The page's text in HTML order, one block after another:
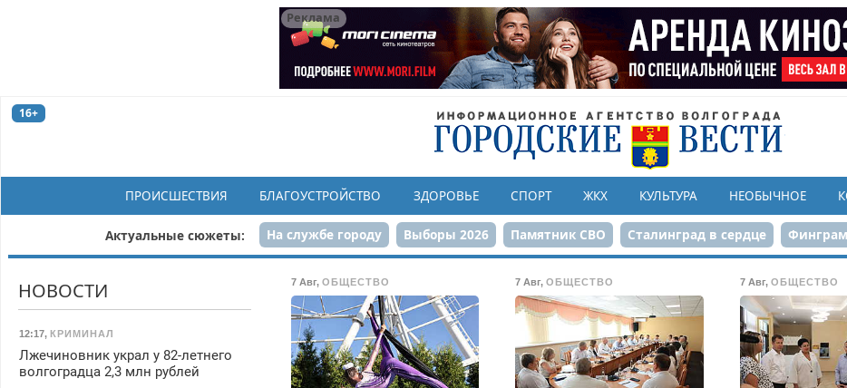
Реклама
16+
ПРОИСШЕСТВИЯ БЛАГОУСТРОЙСТВО ЗДОРОВЬЕ СПОРТ ЖКХ КУЛЬТУРА НЕОБЫЧНОЕ
Актуальные сюжеты: На службе городу Выборы 2026 Памятник СВО Сталинград в сердце
Реконструкция ЦПКиО 80-летие Победы Парк Героев-летчиков
7 Авг,ОБЩЕСТВО 7 Авг,ОБЩЕСТВО 7 Авг, ОБЩЕСТВО
НОВОСТИ
12:17, КРИМИНАЛ
Лжечиновник украл у 82-летнего
волгоградца 2,3 млн рублей